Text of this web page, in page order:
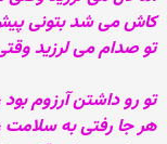
کاش می شد بتونی
تو صدام می لرزید
تو رو داشتن آرزوم
هر جا رفتی به سلامت